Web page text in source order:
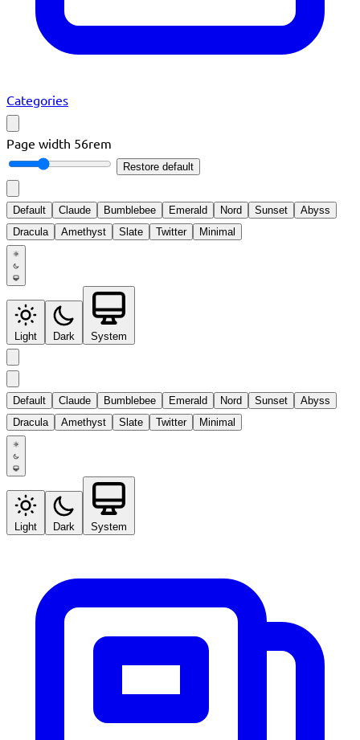
Categories
Page width 56rem
Restore default
Default Claude Bumblebee Emerald Nord Sunset
Abyss
Dracula
Amethyst Slate Twitter Minimal
Light Dark System
Default Claude Bumblebee Emerald Nord Sunset
Abyss
Dracula
Amethyst Slate Twitter Minimal
Light Dark System